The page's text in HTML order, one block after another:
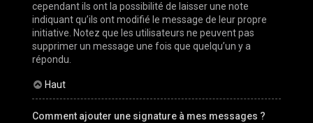
cependant ils ont la possibilité de laisser une note
indiquant qu’ils ont modifié le message de leur propre
initiative. Notez que les utilisateurs ne peuvent pas
supprimer un message une fois que quelqu’un y a
répondu.
Haut
Comment ajouter une signature à mes messages ?